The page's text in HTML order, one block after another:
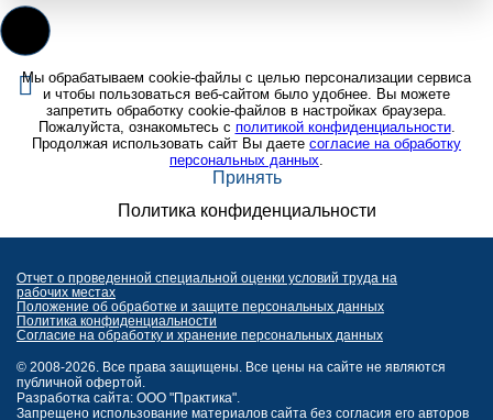
Мы обрабатываем cookie-файлы с целью персонализации сервиса
и чтобы пользоваться веб-сайтом было удобнее. Вы можете
запретить обработку cookie-файлов в настройках браузера.
Пожалуйста, ознакомьтесь с политикой конфиденциальности.
Продолжая использовать сайт Вы даете согласие на обработку
персональных данных.
Принять
Политика конфиденциальности
Отчет о проведенной специальной оценки условий труда на
рабочих местах
Положение об обработке и защите персональных данных
Политика конфиденциальности
Согласие на обработку и хранение персональных данных
© 2008-2026. Все права защищены. Все цены на сайте не являются
публичной офертой.
Разработка сайта: ООО "Практика".
Запрещено использование материалов сайта без согласия его авторов